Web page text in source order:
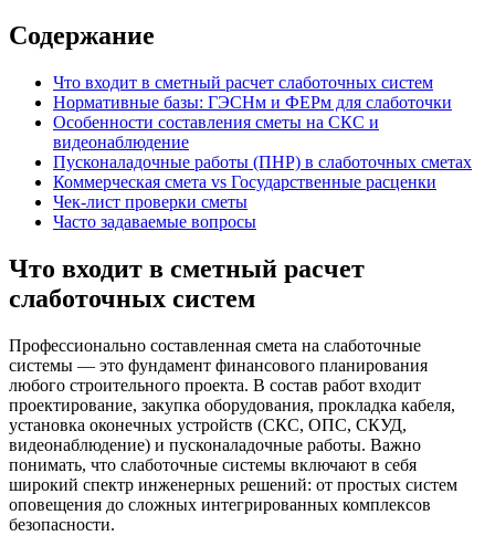
Содержание
Что входит в сметный расчет слаботочных систем
Нормативные базы: ГЭСНм и ФЕРм для слаботочки
Особенности составления сметы на СКС и
видеонаблюдение
Пусконаладочные работы (ПНР) в слаботочных сметах
Коммерческая смета vs Государственные расценки
Чек-лист проверки сметы
Часто задаваемые вопросы
Что входит в сметный расчет
слаботочных систем
Профессионально составленная смета на слаботочные
системы — это фундамент финансового планирования
любого строительного проекта. В состав работ входит
проектирование, закупка оборудования, прокладка кабеля,
установка оконечных устройств (СКС, ОПС, СКУД,
видеонаблюдение) и пусконаладочные работы. Важно
понимать, что слаботочные системы включают в себя
широкий спектр инженерных решений: от простых систем
оповещения до сложных интегрированных комплексов
безопасности.